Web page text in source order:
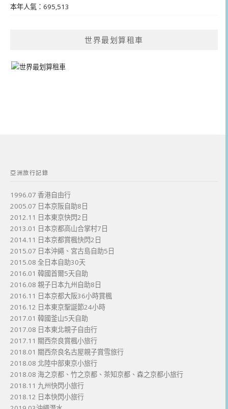
本年人氣：695,513
世界最划算租車
亞洲旅行記錄
1996.07 香港自由行
2005.07 日本京阪自助8日
2012.11 日本東京快閃2日
2013.01 日本京都高山合掌村7日
2014.11 日本京都賞楓快閃2日
2015.07 日本沖繩、宮古島自助5日
2015.08 全日本自助30天
2016.01 韓國首爾5天自助
2016.08 親子日本九州自助8日
2016.11 日本京都大阪36小時賞楓
2016.12 日本東京聖誕節24小時
2017.01 韓國釜山5天自助
2017.08 日本東北親子自由行
2017.11 關西奈良賞楓小旅行
2018.01 關西奈良名古屋親子賞雪旅行
2018.08 北陸中部東京小旅行
2018.08 海之京都、竹之京都、茶知京都、森之京都小旅行
2018.11 九州快閃小旅行
2018.12 日本快閃小旅行